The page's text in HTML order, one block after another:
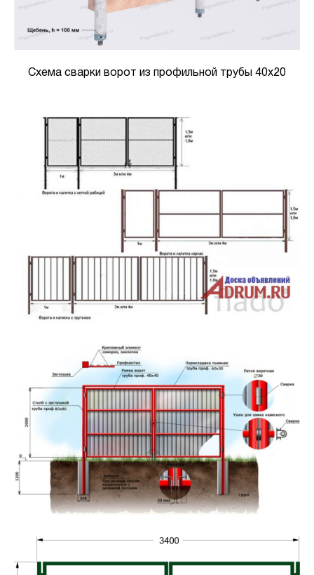
Схема сварки ворот из профильной трубы 40x20